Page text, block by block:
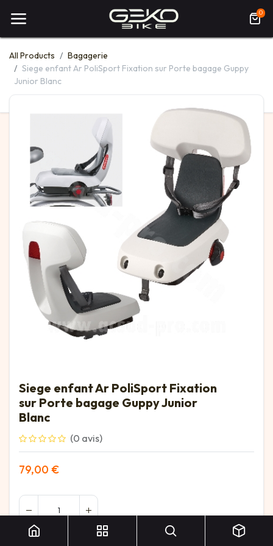
0
All Products
Bagagerie
Siege enfant Ar PoliSport Fixation sur Porte bagage Guppy
Junior Blanc
Siege enfant Ar PoliSport Fixation
sur Porte bagage Guppy Junior
Blanc
(0 avis)
79,00 €